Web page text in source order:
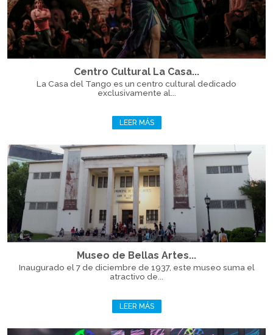
Centro Cultural La Casa...
La Casa del Tango es un centro cultural dedicado
exclusivamente al...
LEER MÁS
Museo de Bellas Artes...
Inaugurado el 7 de diciembre de 1937, este museo suma el
atractivo de...
LEER MÁS